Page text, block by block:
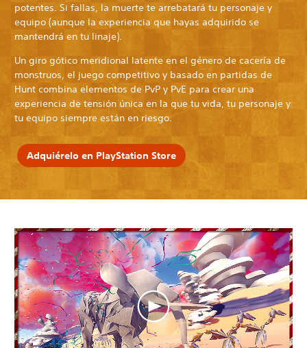
potentes. Si fallas, la muerte te arrebatará tu personaje y
equipo (aunque la experiencia que hayas adquirido se
mantendrá en tu linaje).
Un giro gótico meridional latente en el género de cacería de
monstruos, el juego competitivo y basado en partidas de
Hunt combina elementos de PvP y PvE para crear una
experiencia de tensión única en la que tu vida, tu personaje y
tu equipo siempre están en riesgo.
Adquiérelo en PlayStation Store